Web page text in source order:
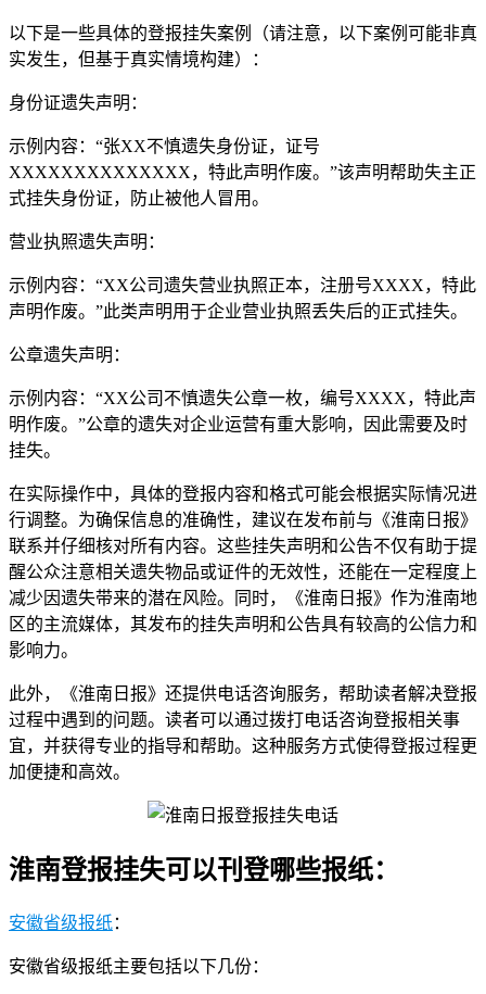
以下是一些具体的登报挂失案例（请注意，以下案例可能非真
实发生，但基于真实情境构建）：
身份证遗失声明：
示例内容：“张XX不慎遗失身份证，证号
XXXXXXXXXXXXXX，特此声明作废。”该声明帮助失主正
式挂失身份证，防止被他人冒用。
营业执照遗失声明：
示例内容：“XX公司遗失营业执照正本，注册号XXXX，特此
声明作废。”此类声明用于企业营业执照丢失后的正式挂失。
公章遗失声明：
示例内容：“XX公司不慎遗失公章一枚，编号XXXX，特此声
明作废。”公章的遗失对企业运营有重大影响，因此需要及时
挂失。
在实际操作中，具体的登报内容和格式可能会根据实际情况进
行调整。为确保信息的准确性，建议在发布前与《淮南日报》
联系并仔细核对所有内容。这些挂失声明和公告不仅有助于提
醒公众注意相关遗失物品或证件的无效性，还能在一定程度上
减少因遗失带来的潜在风险。同时，《淮南日报》作为淮南地
区的主流媒体，其发布的挂失声明和公告具有较高的公信力和
影响力。
此外，《淮南日报》还提供电话咨询服务，帮助读者解决登报
过程中遇到的问题。读者可以通过拨打电话咨询登报相关事
宜，并获得专业的指导和帮助。这种服务方式使得登报过程更
加便捷和高效。
淮南登报挂失可以刊登哪些报纸：
安徽省级报纸：
安徽省级报纸主要包括以下几份：